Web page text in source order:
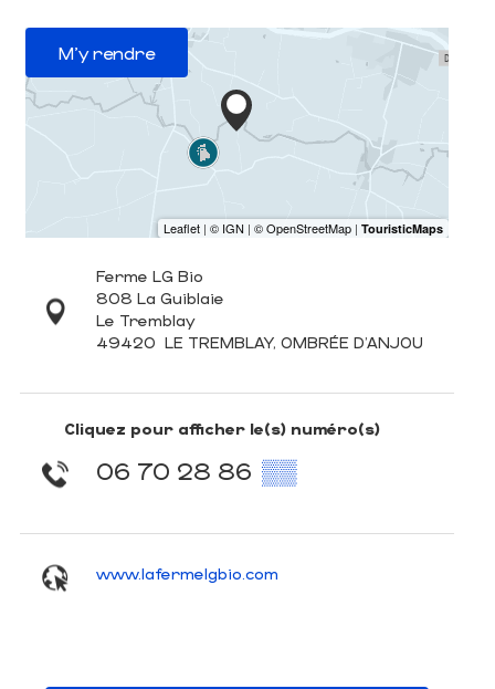
M'y rendre
Ferme LG Bio
808 La Guiblaie
Le Tremblay
49420 LE TREMBLAY, OMBRÉE D'ANJOU
Cliquez pour afficher le(s) numéro(s)
06 70 28 86 ▒▒
www.lafermelgbio.com